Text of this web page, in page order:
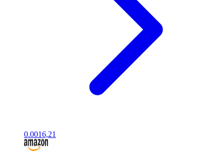
0.0016,21